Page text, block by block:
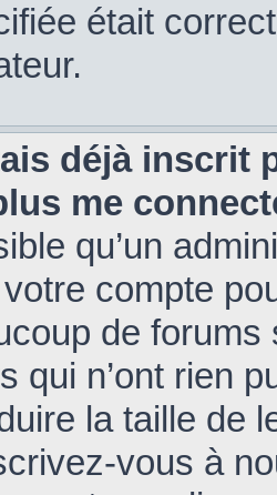
était
déjà inscrit
me
qu’un
compte
de
qui n’ont rien
la taille de
vous à